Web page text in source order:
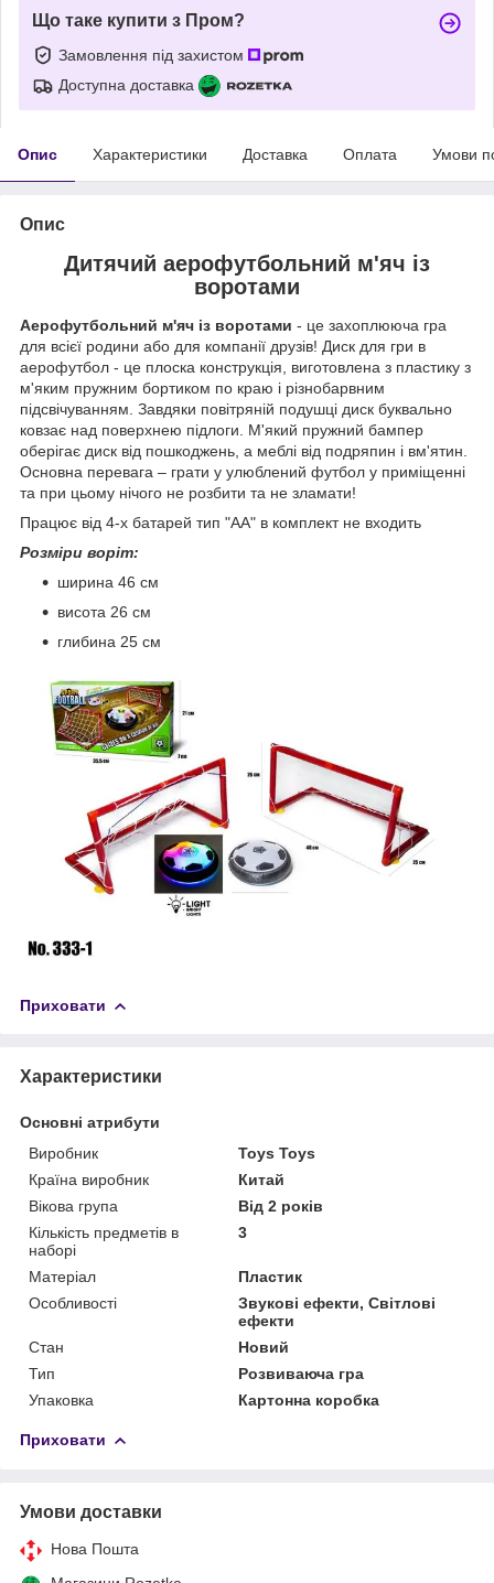
Що таке купити з Пром?
Замовлення під захистом
Доступна доставка
Опис Характеристики Доставка Оплата Умови
Опис
Дитячий аерофутбольний м'яч із
воротами
Аерофутбольний м'яч із воротами - це захоплююча гра
для всієї родини або для компанії друзів! Диск для гри в
аерофутбол - це плоска конструкція, виготовлена з пластику з
м'яким пружним бортиком по краю і різнобарвним
підсвічуванням. Завдяки повітряній подушці диск буквально
ковзає над поверхнею підлоги. М'який пружний бампер
оберігає диск від пошкоджень, а меблі від подряпин і вм'ятин.
Основна перевага – грати у улюблений футбол у приміщенні
та при цьому нічого не розбити та не зламати!
Працює від 4-х батарей тип "АА" в комплект не входить
Розміри воріт:
ширина 46 см
висота 26 см
глибина 25 см
Приховати
Характеристики
Основні атрибути
Виробник
Toys Toys
Країна виробник
Китай
Вікова група
Від 2 років
Кількість предметів в
наборі
3
Матеріал
Пластик
Особливості
Звукові ефекти, Світлові
ефекти
Стан
Новий
Тип
Розвиваюча гра
Упаковка
Картонна коробка
Приховати
Умови доставки
Нова Пошта